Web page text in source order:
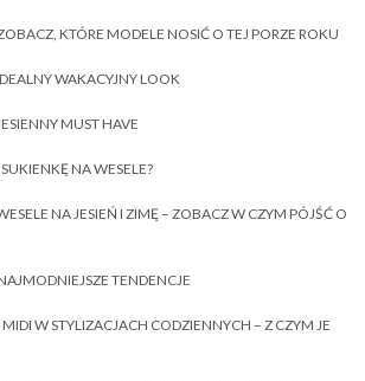
KTÓRE MODELE NOSIĆ O TEJ PORZE ROKU
WAKACYJNY LOOK
MUST HAVE
NA WESELE?
NA JESIEŃ I ZIMĘ – ZOBACZ W CZYM PÓJŚĆ O
TENDENCJE
W STYLIZACJACH CODZIENNYCH – Z CZYM JE